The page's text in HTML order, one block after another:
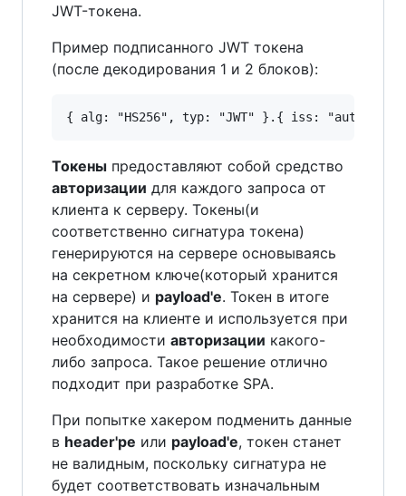
JWT-токена.
Пример подписанного JWT токена
(после декодирования 1 и 2 блоков):
Токены предоставляют собой средство
авторизации для каждого запроса от
клиента к серверу. Токены(и
соответственно сигнатура токена)
генерируются на сервере основываясь
на секретном ключе(который хранится
на сервере) и payload'e. Токен в итоге
хранится на клиенте и используется при
необходимости авторизации какого-
либо запроса. Такое решение отлично
подходит при разработке SPA.
При попытке хакером подменить данные
в header'ре или payload'е, токен станет
не валидным, поскольку сигнатура не
будет соответствовать изначальным